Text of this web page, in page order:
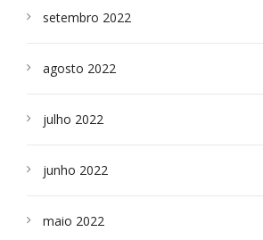
setembro 2022
agosto 2022
julho 2022
junho 2022
maio 2022